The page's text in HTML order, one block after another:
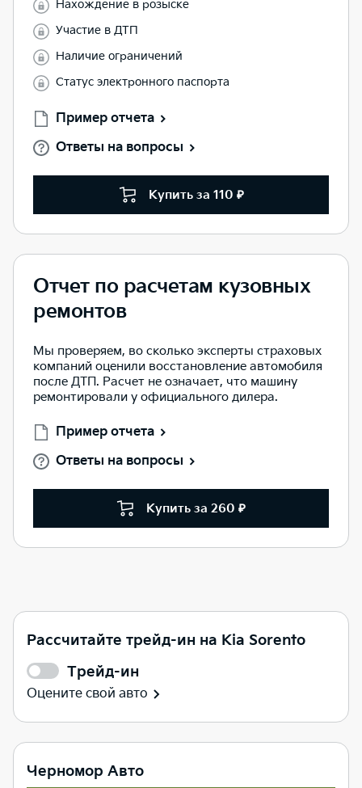
Нахождение в розыске
Участие в ДТП
Наличие ограничений
Статус электронного паспорта
Пример отчета
Ответы на вопросы
Купить за 110 ₽
Отчет по расчетам кузовных
ремонтов
Мы проверяем, во сколько эксперты страховых
компаний оценили восстановление автомобиля
после ДТП. Расчет не означает, что машину
ремонтировали у официального дилера.
Пример отчета
Ответы на вопросы
Купить за 260 ₽
Рассчитайте трейд-ин на Kia Sorento
Трейд-ин
Оцените свой авто
Черномор Авто